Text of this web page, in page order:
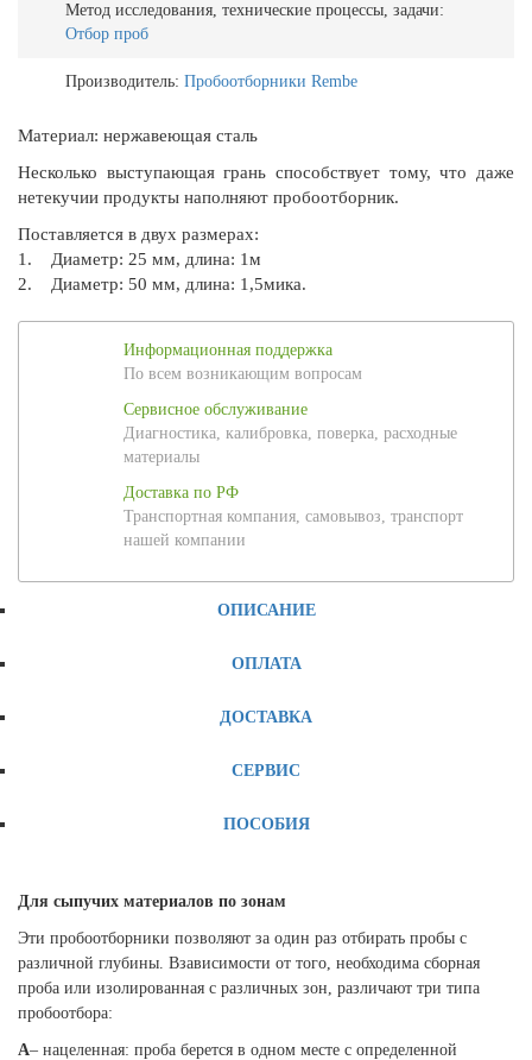
Метод исследования, технические процессы, задачи:
Отбор проб
Производитель: Пробоотборники Rembe
Материал: нержавеющая сталь
Несколько выступающая грань способствует тому, что даже
нетекучии продукты наполняют пробоотборник.
Поставляется в двух размерах:
1. Диаметр: 25 мм, длина: 1м
2. Диаметр: 50 мм, длина: 1,5мика.
Информационная поддержка
По всем возникающим вопросам
Сервисное обслуживание
Диагностика, калибровка, поверка, расходные
материалы
Доставка по РФ
Транспортная компания, самовывоз, транспорт
нашей компании
ОПИСАНИЕ
ОПЛАТА
ДОСТАВКА
СЕРВИС
ПОСОБИЯ
Для сыпучих материалов по зонам
Эти пробоотборники позволяют за один раз отбирать пробы с
различной глубины. Взависимости от того, необходима сборная
проба или изолированная с различных зон, различают три типа
пробоотбора:
А– нацеленная: проба берется в одном месте с определенной